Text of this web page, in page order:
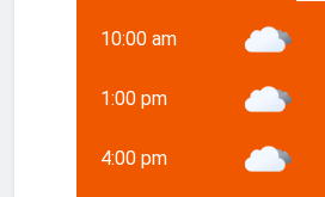
10:00 am
1:00 pm
4:00 pm